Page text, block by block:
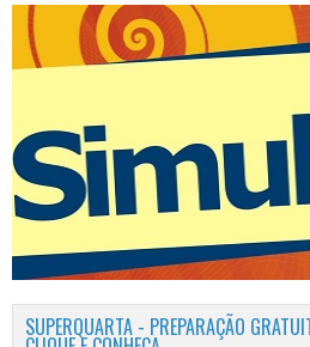
SUPERQUARTA - PREPARAÇÃO